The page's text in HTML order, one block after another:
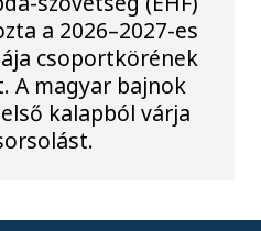
a 2026–2027-es
csoportkörének
A magyar bajnok
kalapból várja